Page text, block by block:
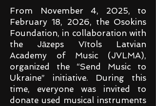
From November 4, 2025, to
February 18, 2026, the Osokins
Foundation, in collaboration with
the Jāzeps Vītols Latvian
Academy of Music (JVLMA),
organized the “Send Music to
Ukraine” initiative. During this
time, everyone was invited to
donate used musical instruments